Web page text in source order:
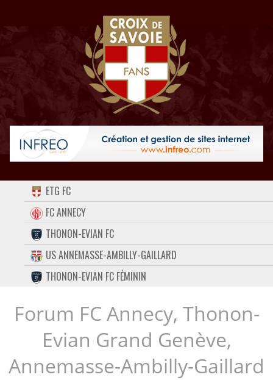
ACCUEIL
FORUM
CONTACT
FACEBOOK
TWITTER
INSTAGRAM
ETG FC
FC ANNECY
THONON-EVIAN FC
US ANNEMASSE-AMBILLY-GAILLARD
THONON-EVIAN FC FÉMININ
Forum FC Annecy, Thonon-
Evian Grand Genève,
Annemasse-Ambilly-Gaillard